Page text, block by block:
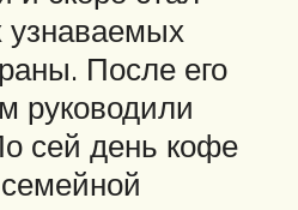
После его
руководили
сей день кофе